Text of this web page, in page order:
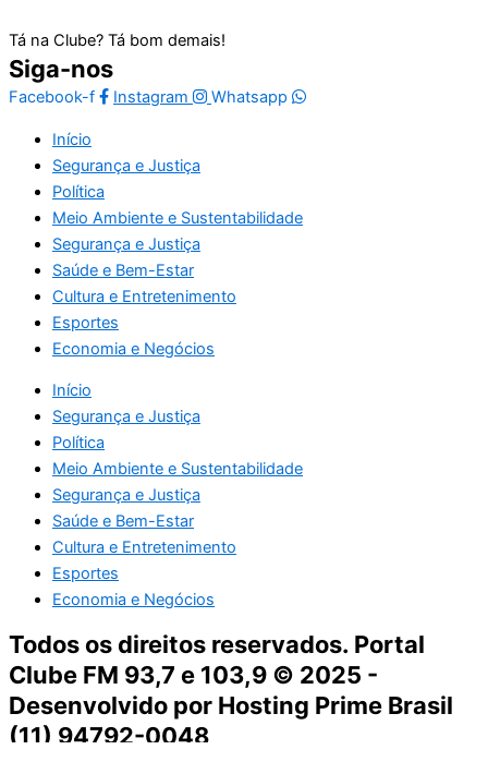
Tá na Clube? Tá bom demais!
Siga-nos
Facebook-f Instagram Whatsapp
Início
Segurança e Justiça
Política
Meio Ambiente e Sustentabilidade
Segurança e Justiça
Saúde e Bem-Estar
Cultura e Entretenimento
Esportes
Economia e Negócios
Início
Segurança e Justiça
Política
Meio Ambiente e Sustentabilidade
Segurança e Justiça
Saúde e Bem-Estar
Cultura e Entretenimento
Esportes
Economia e Negócios
Todos os direitos reservados. Portal
Clube FM 93,7 e 103,9 © 2025 -
Desenvolvido por Hosting Prime Brasil
(11) 94792-0048